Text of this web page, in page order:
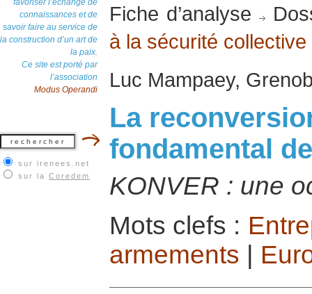
favoriser l’échange de
connaissances et de
savoir faire au service de
la construction d’un art de
la paix.
Ce site est porté par
l’association
Modus Operandi
sur irenees.net
sur la Coredem
Fiche d’analyse
à la sécurité collective
Luc Mampaey,
La
fondamental
KONVER : une
Mots clefs :
armements